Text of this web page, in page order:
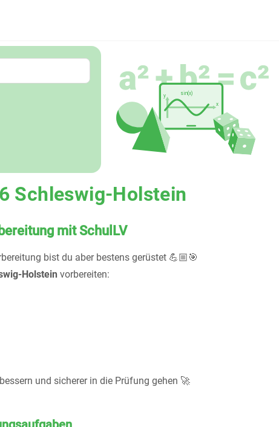
Schleswig-Holstein
mit SchulLV
bist du aber bestens gerüstet 💪🏼🎯
Holstein vorbereiten:
und sicherer in die Prüfung gehen 🚀